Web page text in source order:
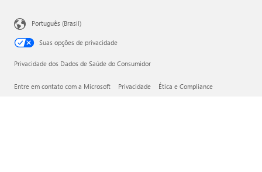
Português (Brasil)
Suas opções de privacidade
Privacidade dos Dados de Saúde do Consumidor
Entre em contato com a Microsoft Privacidade Ética e Compliance